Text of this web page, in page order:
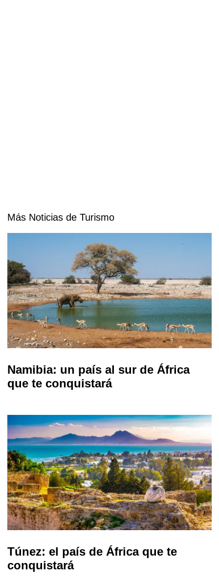
Más Noticias de Turismo
Namibia: un país al sur de África
que te conquistará
Túnez: el país de África que te
conquistará